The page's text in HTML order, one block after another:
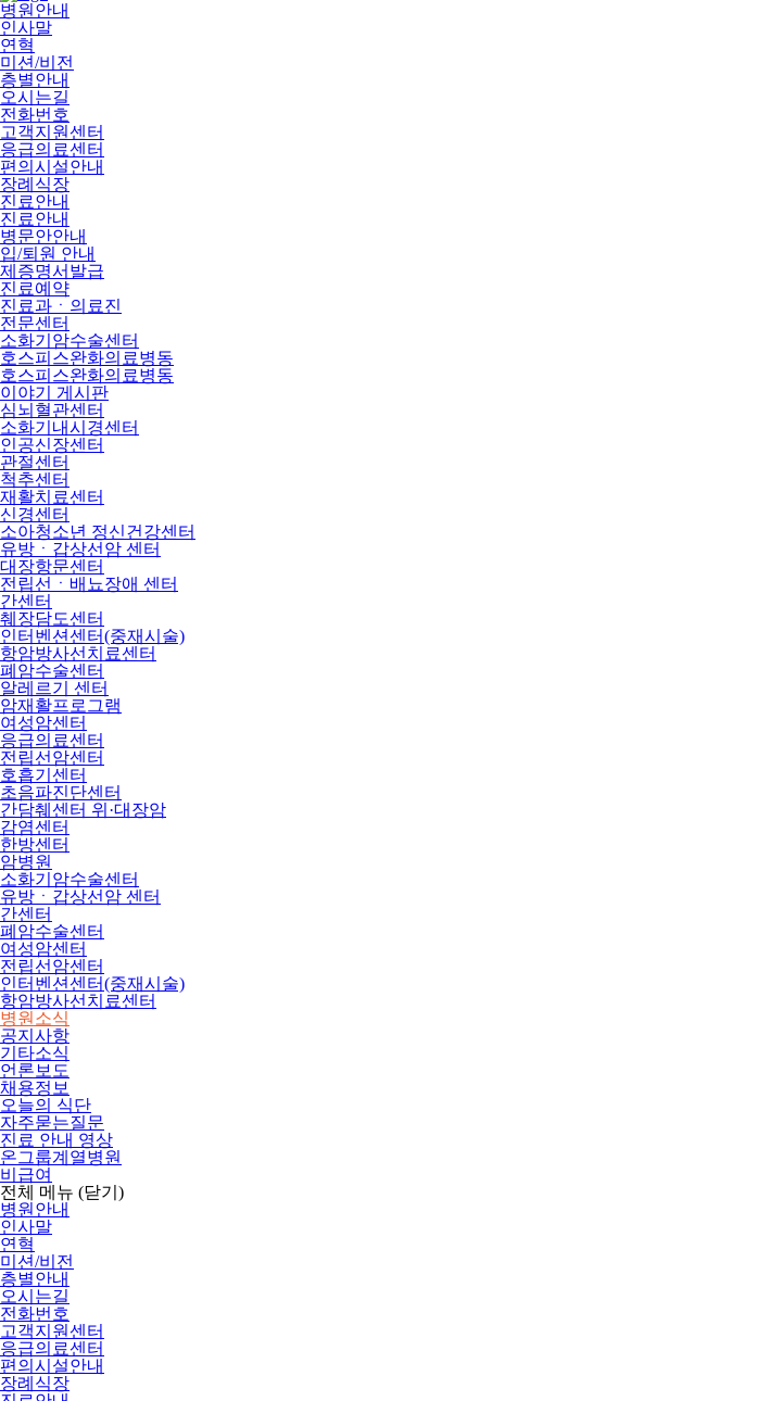
병원안내
인사말
연혁
미션/비전
층별안내
오시는길
전화번호
고객지원센터
응급의료센터
편의시설안내
장례식장
진료안내
진료안내
병문안안내
입/퇴원 안내
제증명서발급
진료예약
진료과ㆍ의료진
전문센터
소화기암수술센터
호스피스완화의료병동
호스피스완화의료병동
이야기 게시판
심뇌혈관센터
소화기내시경센터
인공신장센터
관절센터
척추센터
재활치료센터
신경센터
소아청소년 정신건강센터
유방ㆍ갑상선암 센터
대장항문센터
전립선ㆍ배뇨장애 센터
간센터
췌장담도센터
인터벤션센터(중재시술)
항암방사선치료센터
폐암수술센터
알레르기 센터
암재활프로그램
여성암센터
응급의료센터
전립선암센터
호흡기센터
초음파진단센터
간담췌센터 위·대장암
감염센터
한방센터
암병원
소화기암수술센터
유방ㆍ갑상선암 센터
간센터
폐암수술센터
여성암센터
전립선암센터
인터벤션센터(중재시술)
항암방사선치료센터
병원소식
공지사항
기타소식
언론보도
채용정보
오늘의 식단
자주묻는질문
진료 안내 영상
온그룹계열병원
비급여
전체 메뉴 (닫기)
병원안내
인사말
연혁
미션/비전
층별안내
오시는길
전화번호
고객지원센터
응급의료센터
편의시설안내
장례식장